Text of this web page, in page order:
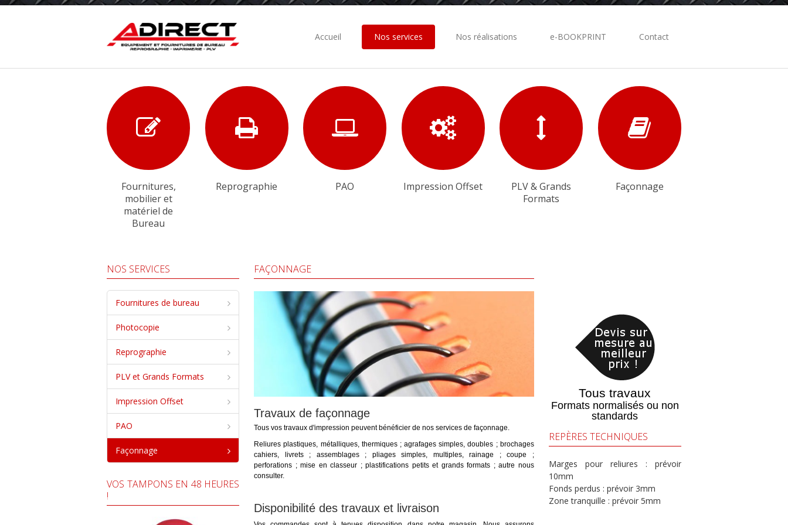
Accueil Nos services Nos réalisations e-BOOKPRINT Contact
Fournitures,
mobilier et
matériel de
Bureau
Reprographie PAO Impression Offset
PLV & Grands
Formats
Façonnage
NOS SERVICES
Fournitures de bureau
Photocopie
Reprographie
PLV et Grands Formats
Impression Offset
PAO
Façonnage
VOS TAMPONS EN 48 HEURES
!
FAÇONNAGE
Travaux de façonnage
Tous vos travaux d'impression peuvent bénéficier de nos services de façonnage.
Reliures plastiques, métalliques, thermiques ; agrafages simples, doubles ; brochages
cahiers, livrets ; assemblages ; pliages simples, multiples, rainage ; coupe ;
perforations ; mise en classeur ; plastifications petits et grands formats ; autre nous
consulter.
Disponibilité des travaux et livraison
Tous travaux
Formats normalisés ou non
standards
REPÈRES TECHNIQUES
Marges pour reliures : prévoir
10mm
Fonds perdus : prévoir 3mm
Zone tranquille : prévoir 5mm